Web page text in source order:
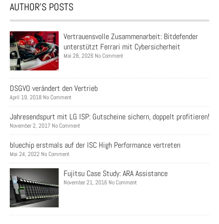
AUTHOR’S POSTS
Vertrauensvolle Zusammenarbeit: Bitdefender
unterstützt Ferrari mit Cybersicherheit
Mai 28, 2026 No Comment
DSGVO verändert den Vertrieb
April 19, 2018 No Comment
Jahresendspurt mit LG ISP: Gutscheine sichern, doppelt profitieren!
November 2, 2017 No Comment
bluechip erstmals auf der ISC High Performance vertreten
Mai 24, 2022 No Comment
Fujitsu Case Study: ARA Assistance
November 21, 2016 No Comment